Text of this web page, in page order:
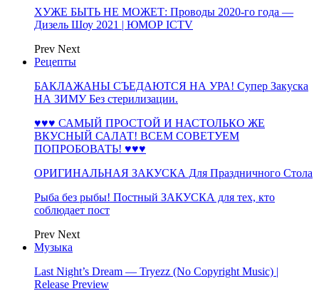
ХУЖЕ БЫТЬ НЕ МОЖЕТ: Проводы 2020-го года —
Дизель Шоу 2021 | ЮМОР ICTV
Prev Next
Рецепты
БАКЛАЖАНЫ СЪЕДАЮТСЯ НА УРА! Супер Закуска
НА ЗИМУ Без стерилизации.
♥♥♥ САМЫЙ ПРОСТОЙ И НАСТОЛЬКО ЖЕ
ВКУСНЫЙ САЛАТ! ВСЕМ СОВЕТУЕМ
ПОПРОБОВАТЬ! ♥♥♥
ОРИГИНАЛЬНАЯ ЗАКУСКА Для Праздничного Стола
Рыба без рыбы! Постный ЗАКУСКА для тех, кто
соблюдает пост
Prev Next
Музыка
Last Night’s Dream — Tryezz (No Copyright Music) |
Release Preview